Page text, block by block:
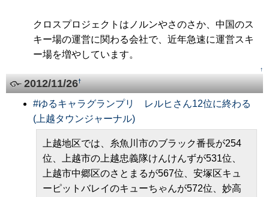
クロスプロジェクトはノルンやさのさか、中国のス
キー場の運営に関わる会社で、近年急速に運営スキ
ー場を増やしています。
↑
2012/11/26†
#ゆるキャラグランプリ レルヒさん12位に終わる
(上越タウンジャーナル)
上越地区では、糸魚川市のブラック番長が254
位、上越市の上越忠義隊けんけんずが531位、
上越市中郷区のさとまるが567位、安塚区キュ
ーピットバレイのキューちゃんが572位、妙高